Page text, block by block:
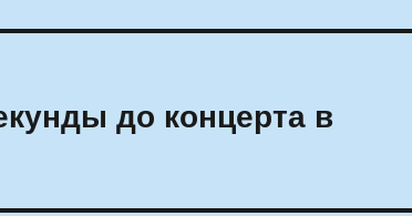
до концерта в